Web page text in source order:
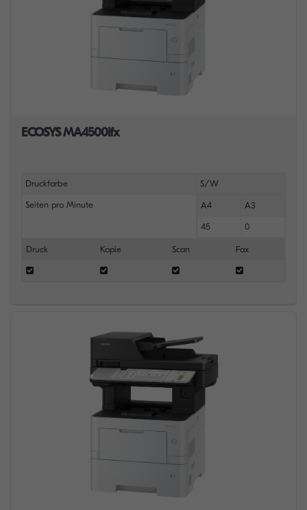
ECOSYS MA4500ifx
Druckfarbe S/W
Seiten pro Minute A4 A3
45 0
Druck Kopie Scan Fax